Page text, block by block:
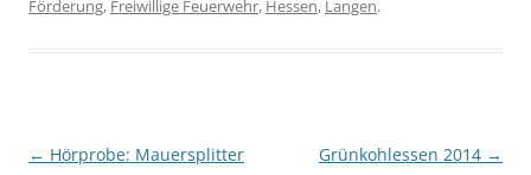
Förderung, Freiwillige Feuerwehr, Hessen, Langen.
Beitragsnavigation
← Hörprobe: Mauersplitter
Grünkohlessen 2014 →